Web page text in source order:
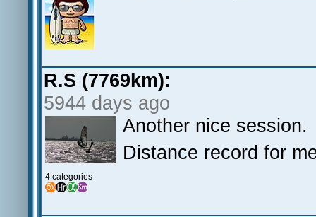
R.S (7769km):
5944 days ago
4 categories
Another nice session.
Distance record for